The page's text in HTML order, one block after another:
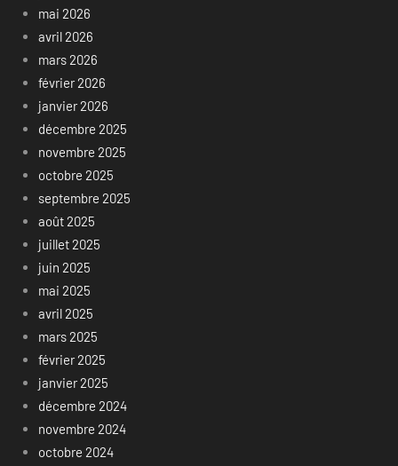
mai 2026
avril 2026
mars 2026
février 2026
janvier 2026
décembre 2025
novembre 2025
octobre 2025
septembre 2025
août 2025
juillet 2025
juin 2025
mai 2025
avril 2025
mars 2025
février 2025
janvier 2025
décembre 2024
novembre 2024
octobre 2024